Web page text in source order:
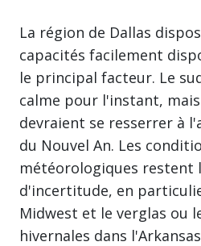
La région de Dallas
capacités facilement
le principal facteur. Le
calme pour l'instant,
devraient se resserrer à
du Nouvel An. Les
météorologiques
d'incertitude, en
Midwest et le verglas ou
hivernales dans